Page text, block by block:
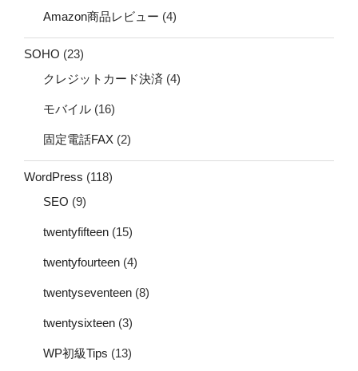
Amazon商品レビュー (4)
SOHO (23)
クレジットカード決済 (4)
モバイル (16)
固定電話FAX (2)
WordPress (118)
SEO (9)
twentyfifteen (15)
twentyfourteen (4)
twentyseventeen (8)
twentysixteen (3)
WP初級Tips (13)